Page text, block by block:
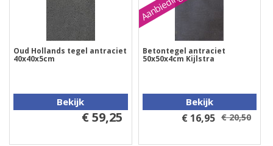
Oud Hollands tegel antraciet
40x40x5cm
Bekijk
€ 59,25
Betontegel antraciet
50x50x4cm Kijlstra
Bekijk
€ 16,95 € 20,50